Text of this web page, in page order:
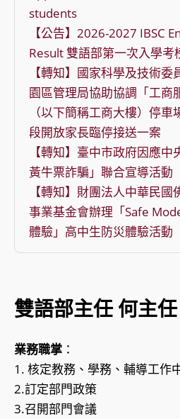
students
【公告】2026-2027 IBSC
Result 雙語部第一次入學考
【轉知】國家科學及技術委
園區管理局協助協調「工商
（以下簡稱工商大樓）停車
段開放家長臨停接送一案
【轉知】臺中市政府因應中
黃牛票詐騙」聯合宣導活動
【轉知】財團法人中華民國
事業基金會辦理「Safe
體驗」高中生防災體驗活動
雙語部主任 何主任
業務職掌 ：
1. 核定教務、學務、輔導工作
2.訂定部門政策
3.召開部門會議